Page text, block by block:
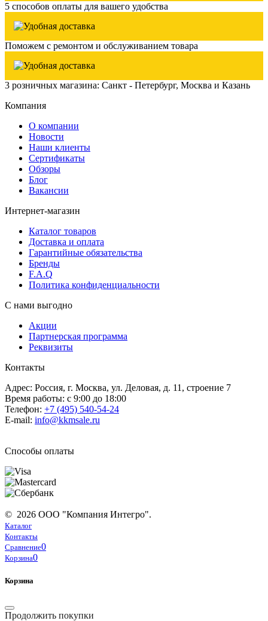
5 способов оплаты для вашего удобства
Поможем с ремонтом и обслуживанием товара
3 розничных магазина: Санкт - Петербург, Москва и Казань
Компания
О компании
Новости
Наши клиенты
Сертификаты
Обзоры
Блог
Вакансии
Интернет-магазин
Каталог товаров
Доставка и оплата
Гарантийные обязательства
Бренды
F.A.Q
Политика конфиденциальности
С нами выгодно
Акции
Партнерская программа
Реквизиты
Контакты
Адрес: Россия, г. Москва, ул. Деловая, д. 11, строение 7
Время работы: с 9:00 до 18:00
Телефон: +7 (495) 540-54-24
E-mail: info@kkmsale.ru
Способы оплаты
© 2026 ООО "Компания Интегро".
Каталог
Контакты
Сравнение0
Корзина0
Корзина
Продолжить покупки